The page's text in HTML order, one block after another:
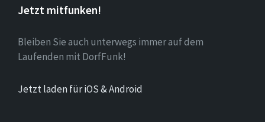
Jetzt mitfunken!
Bleiben Sie auch unterwegs immer auf dem
Laufenden mit DorfFunk!
Jetzt laden für iOS & Android